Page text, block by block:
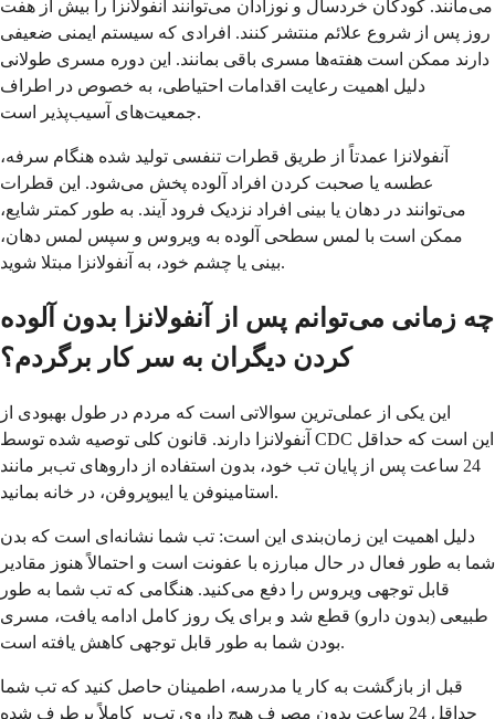
می‌مانند. کودکان خردسال و نوزادان می‌توانند آنفولانزا را بیش از هفت
روز پس از شروع علائم منتشر کنند. افرادی که سیستم ایمنی ضعیفی
دارند ممکن است هفته‌ها مسری باقی بمانند. این دوره مسری طولانی
دلیل اهمیت رعایت اقدامات احتیاطی، به خصوص در اطراف
جمعیت‌های آسیب‌پذیر است.
آنفولانزا عمدتاً از طریق قطرات تنفسی تولید شده هنگام سرفه،
عطسه یا صحبت کردن افراد آلوده پخش می‌شود. این قطرات
می‌توانند در دهان یا بینی افراد نزدیک فرود آیند. به طور کمتر شایع،
ممکن است با لمس سطحی آلوده به ویروس و سپس لمس دهان،
بینی یا چشم خود، به آنفولانزا مبتلا شوید.
چه زمانی می‌توانم پس از آنفولانزا بدون آلوده
کردن دیگران به سر کار برگردم؟
این یکی از عملی‌ترین سوالاتی است که مردم در طول بهبودی از
آنفولانزا دارند. قانون کلی توصیه شده توسط CDC این است که حداقل
24 ساعت پس از پایان تب خود، بدون استفاده از داروهای تب‌بر مانند
استامینوفن یا ایبوپروفن، در خانه بمانید.
دلیل اهمیت این زمان‌بندی این است: تب شما نشانه‌ای است که بدن
شما به طور فعال در حال مبارزه با عفونت است و احتمالاً هنوز مقادیر
قابل توجهی ویروس را دفع می‌کنید. هنگامی که تب شما به طور
طبیعی (بدون دارو) قطع شد و برای یک روز کامل ادامه یافت، مسری
بودن شما به طور قابل توجهی کاهش یافته است.
قبل از بازگشت به کار یا مدرسه، اطمینان حاصل کنید که تب شما
حداقل 24 ساعت بدون مصرف هیچ داروی تب‌بر کاملاً برطرف شده